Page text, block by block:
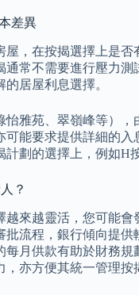
差異
，在按揭選擇上是
常不需要進行壓力
居屋利息選擇。
雅苑、翠嶺峰等）
能要求提供詳細的
劃的選擇上，例如H
？
來越靈活，您可能
流程，銀行傾向提
月供款有助於財務
亦方便其統一管理